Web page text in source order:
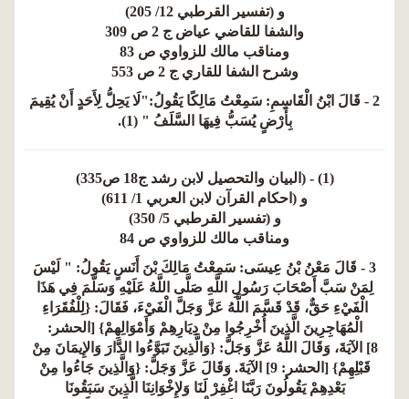
و (تفسير القرطبي 12/ 205)
والشفا للقاضي عياض ج 2 ص 309
ومناقب مالك للزواوي ص 83
وشرح الشفا للقاري ج 2 ص 553
2 - قَالَ ابْنُ الْقَاسِمِ: سَمِعْتُ مَالِكًا يَقُولُ:"لَا يَحِلُّ لِأَحَدٍ أَنْ يُقِيمَ
بِأَرْضٍ يُسَبُّ فِيهَا السَّلَفُ " (1).
(1) - (البيان والتحصيل لابن رشد ج18 ص335)
و (احكام القرآن لابن العربي 1/ 611)
و (تفسير القرطبي 5/ 350)
ومناقب مالك للزواوي ص 84
3 - قَالَ مَعْنُ بْنُ عِيسَى: سَمِعْتُ مَالِكَ بْنَ أَنَسٍ يَقُولُ: " لَيْسَ
لِمَنْ سَبَّ أَصْحَابَ رَسُولِ اللَّهِ صَلَّى اللَّهُ عَلَيْهِ وَسَلَّمَ فِي هَذَا
الْفَيْءِ حَقٌّ، قَدْ قَسَّمَ اللَّهُ عَزَّ وَجَلَّ الْفَيْءَ، فَقَالَ: {لِلْفُقَرَاءِ
الْمُهَاجِرِينَ الَّذِينَ أُخْرِجُوا مِنْ دِيَارِهِمْ وَأَمْوَالِهِمْ} [الحشر:
8] الآيَةَ، وَقَالَ اللَّهُ عَزَّ وَجَلَّ: {وَالَّذِينَ تَبَوَّءُوا الدَّارَ وَالإِيمَانَ مِنْ
قَبْلِهِمْ} [الحشر: 9] الآيَةَ. وَقَالَ عَزَّ وَجَلَّ: {وَالَّذِينَ جَاءُوا مِنْ
بَعْدِهِمْ يَقُولُونَ رَبَّنَا اغْفِرْ لَنَا وَلإِخْوَانِنَا الَّذِينَ سَبَقُونَا